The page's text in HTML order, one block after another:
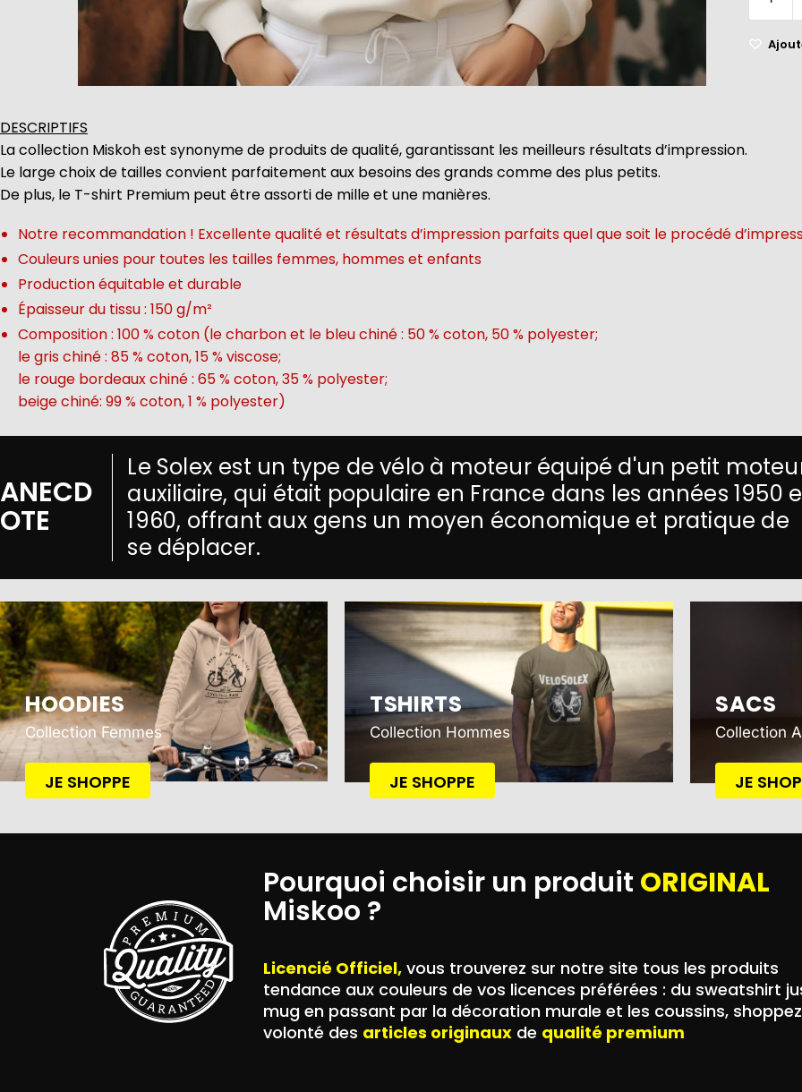
DESCRIPTIFS
La collection Miskoh est synonyme de produits de qualité, garantissant les meilleurs résultats d’impression.
Le large choix de tailles convient parfaitement aux besoins des grands comme des plus petits.
De plus, le T-shirt Premium peut être assorti de mille et une manières.
Notre recommandation ! Excellente qualité et résultats d’impression parfaits quel que soit le procédé
Couleurs unies pour toutes les tailles femmes, hommes et enfants
Production équitable et durable
Épaisseur du tissu : 150 g/m²
Composition : 100 % coton (le charbon et le bleu chiné : 50 % coton, 50 % polyester;
le gris chiné : 85 % coton, 15 % viscose;
le rouge bordeaux chiné : 65 % coton, 35 % polyester;
beige chiné: 99 % coton, 1 % polyester)
ANECD
OTE
Le Solex est un type de vélo à moteur équipé d'un petit
auxiliaire, qui était populaire en France dans les années 1950
1960, offrant aux gens un moyen économique et pratique de
se déplacer.
HOODIES
Collection Femmes
JE SHOPPE
TSHIRTS
Collection Hommes
JE SHOPPE
SACS
Collection
JE
Pourquoi choisir un produit ORIGINAL
Miskoo ?
Licencié Officiel, vous trouverez sur notre site tous les produits
tendance aux couleurs de vos licences préférées : du sweatshirt
mug en passant par la décoration murale et les coussins,
volonté des articles originaux de qualité premium